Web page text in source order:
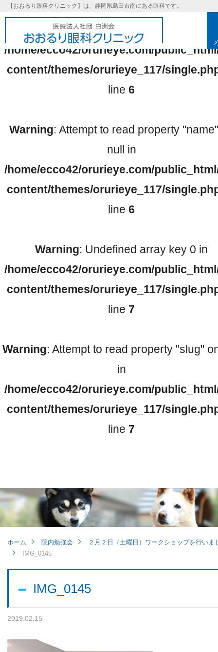
Warning: Undefined array key 0 in
/home/ecco42/orurieye.com/
content/themes/orurieye_117/
line6
Warning: Attempt to read property
null in
/home/ecco42/orurieye.com/
content/themes/orurieye_117/
line6
Warning: Undefined array key 0 in
/home/ecco42/orurieye.com/
content/themes/orurieye_117/
line 7
Warning: Attempt to read property "slug"
in
/home/ecco42/orurieye.com/
content/themes/orurieye_117/
line 7
【おおるり眼科クリニック】は、静岡県島田市南にある眼科です。
検査機器のご紹介
ご予約について
子どもの近視
視能訓練士メッセージ
ホーム 院内勉強会
２月２日（土曜日）ワークショップを行いま
IMG_0145
IMG_0145
2019.02.15